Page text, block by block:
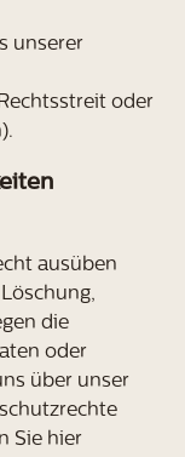
unserer
oder
ausüben
die
oder
über unser
Sie hier